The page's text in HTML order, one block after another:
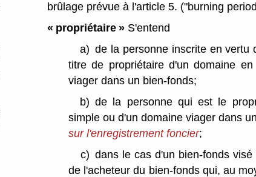
brûlage prévue à l'article 5. ("burning
« propriétaire »S'entend
a) de la personne inscrite en vertu
titre de propriétaire d'un domaine
viager dans un bien-fonds;
b) de la personne qui est le
simple ou d'un domaine viager dans
sur l'enregistrement foncier;
c) dans le cas d'un bien-fonds visé
de l'acheteur du bien-fonds qui, au